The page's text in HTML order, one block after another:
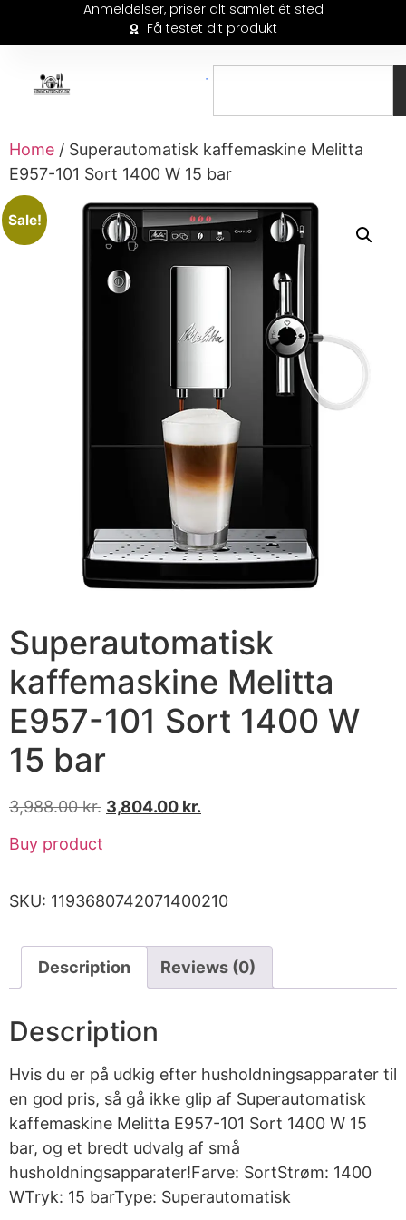
Anmeldelser, priser alt samlet ét sted
Få testet dit produkt
Home / Superautomatisk kaffemaskine Melitta
E957-101 Sort 1400 W 15 bar
Sale!
Superautomatisk
kaffemaskine Melitta
E957-101 Sort 1400 W
15 bar
3,988.00kr. 3,804.00 kr.
Buy product
SKU: 1193680742071400210
Description Reviews (0)
Description
Hvis du er på udkig efter husholdningsapparater til
en god pris, så gå ikke glip af Superautomatisk
kaffemaskine Melitta E957-101 Sort 1400 W 15
bar, og et bredt udvalg af små
husholdningsapparater!Farve: SortStrøm: 1400
WTryk: 15 barType: Superautomatisk